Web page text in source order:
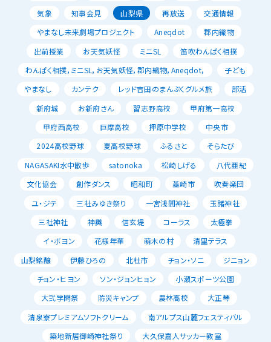
気象
知事会見 山梨県 再放送
交通情報
やまなし未来劇場プロジェクト
Aneqdot
郡内織物
出前授業
お天気妖怪 ミニSL
笛吹わんぱく相撲
わんぱく相撲，ミニSL，お天気妖怪，郡内織物，Aneqdot，
子ども
やまなし
カンテク レッド吉田のまんぷくグルメ旅
部活
新府城
お新府さん 習志野高校
甲府第一高校
甲府西高校
巨摩高校 押原中学校
中央市
2024高校野球
夏高校野球 ふるさと
そらたび
NAGASAKI水中散歩
satonoka 松崎しげる
八代亜紀
文化協会
創作ダンス 昭和町 韮崎市
吹奏楽団
ユ・ジテ
三社みゆき祭り 一宮浅間神社
玉諸神社
三社神社
神輿 信玄堤 コーラス
太極拳
イ・ボヨン
花様年華 萌木の村
清里テラス
山梨銘醸
伊藤ひろの 北杜市 チョン・ソニ
ジニョン
チョン・ヒヨン
ソン・ジョンヒョン
小瀬スポーツ公園
大弐学問祭
防災キャンプ 農林高校
大正琴
清泉寮プレミアムソフトクリーム
南アルプス山麓フェスティバル
築地新居御崎神社祭り
大久保嘉人サッカー教室